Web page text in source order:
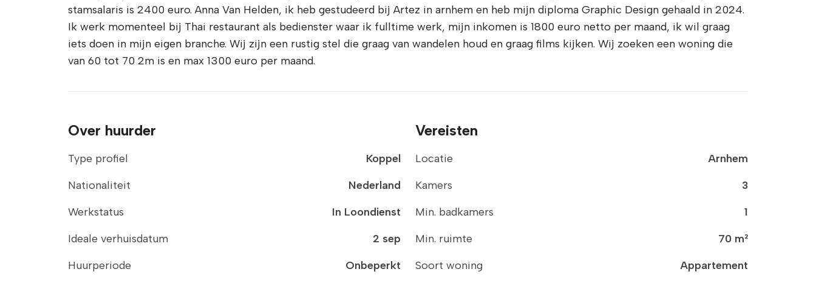
stamsalaris is 2400 euro. Anna Van Helden, ik heb gestudeerd bij Artez in arnhem en heb mijn diploma Graphic Design gehaald in 2024.
Ik werk momenteel bij Thai restaurant als bedienster waar ik fulltime werk, mijn inkomen is 1800 euro netto per maand, ik wil graag
iets doen in mijn eigen branche. Wij zijn een rustig stel die graag van wandelen houd en graag films kijken. Wij zoeken een woning die
van 60 tot 70 2m is en max 1300 euro per maand.
Over huurder
Type profiel
Koppel
Nationaliteit
Nederland
Werkstatus
In Loondienst
Ideale verhuisdatum
2 sep
Huurperiode
Onbeperkt
Vereisten
Locatie
Arnhem
Kamers
3
Min. badkamers
1
Min. ruimte
70 m²
Soort woning
Appartement